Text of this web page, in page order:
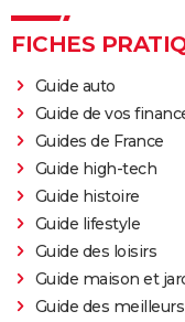
FICHES
Guide auto
Guide de vos
Guides de France
Guide high-tech
Guide histoire
Guide lifestyle
Guide des loisirs
Guide maison et
Guide des